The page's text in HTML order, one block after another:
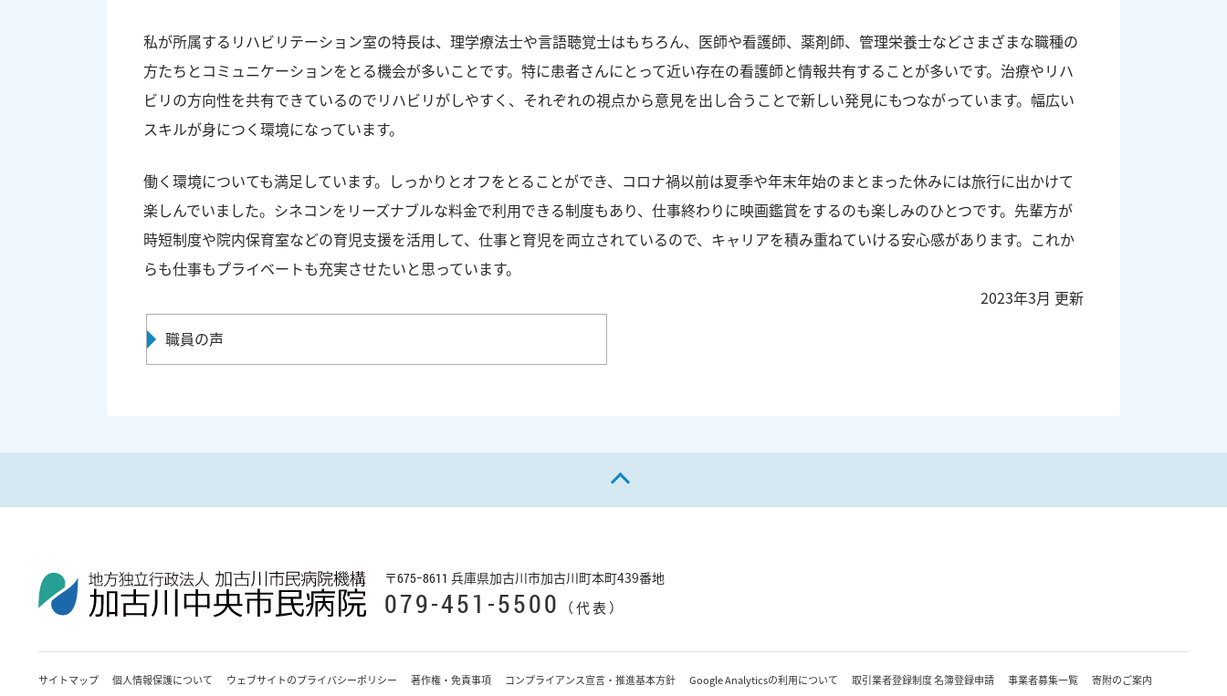
私が所属するリハビリテーション室の特長は、理学療法士や言語聴覚士はもちろん、医師や看護師、薬剤師、管理栄養士などさまざまな職種の
方たちとコミュニケーションをとる機会が多いことです。特に患者さんにとって近い存在の看護師と情報共有することが多いです。治療やリハ
ビリの方向性を共有できているのでリハビリがしやすく、それぞれの視点から意見を出し合うことで新しい発見にもつながっています。幅広い
スキルが身につく環境になっています。
働く環境についても満足しています。しっかりとオフをとることができ、コロナ禍以前は夏季や年末年始のまとまった休みには旅行に出かけて
楽しんでいました。シネコンをリーズナブルな料金で利用できる制度もあり、仕事終わりに映画鑑賞をするのも楽しみのひとつです。先輩方が
時短制度や院内保育室などの育児支援を活用して、仕事と育児を両立されているので、キャリアを積み重ねていける安心感があります。これか
らも仕事もプライベートも充実させたいと思っています。
2023年3月 更新
職員の声
〒675−8611 兵庫県加古川市加古川町本町439番地
079-451-5500 （代表）
サイトマップ 個人情報保護について ウェブサイトのプライバシーポリシー 著作権・免責事項 コンプライアンス宣言・推進基本方針 Google Analyticsの利用について 取引業者登録制度 名簿登録申請 事業者募集一覧 寄附のご案内